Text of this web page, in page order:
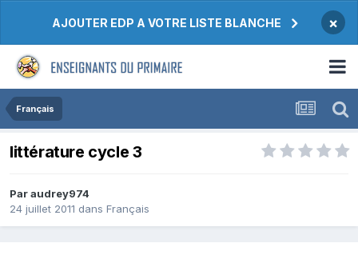
AJOUTER EDP A VOTRE LISTE BLANCHE ×
Français
littérature cycle 3
Par audrey974
24 juillet 2011 dans Français